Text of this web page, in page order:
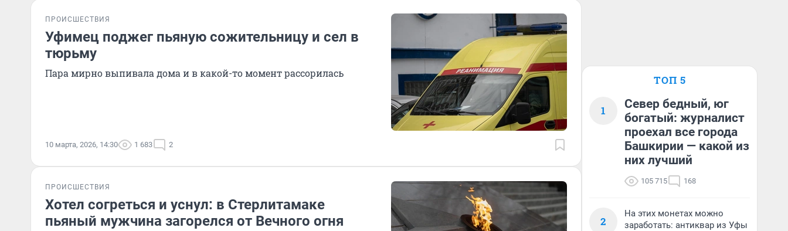
ПРОИСШЕСТВИЯ
Уфимец поджег пьяную сожительницу и сел в
тюрьму
Пара мирно выпивала дома и в какой-то момент рассорилась
10 марта, 2026, 14:30 1 683 2
ПРОИСШЕСТВИЯ
Хотел согреться и уснул: в Стерлитамаке
пьяный мужчина загорелся от Вечного огня
ТОП 5
1
Север бедный, юг
богатый: журналист
проехал все города
Башкирии — какой из
них лучший
105 715 168
2
На этих монетах можно
заработать: антиквар из Уфы